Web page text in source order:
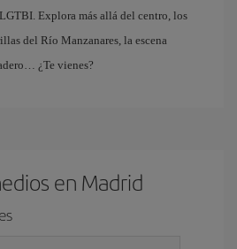
Explora más allá del centro, los
del Río Manzanares, la escena
¿Te vienes?
en Madrid